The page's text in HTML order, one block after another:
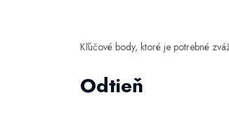
Kľúčové body, ktoré je potrebné
Odtieň